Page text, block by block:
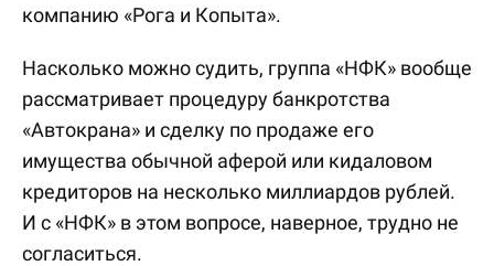
компанию «Рога и Копыта».
Насколько можно судить, группа «НФК» вообще
рассматривает процедуру банкротства
«Автокрана» и сделку по продаже его
имущества обычной аферой или кидаловом
кредиторов на несколько миллиардов рублей.
И с «НФК» в этом вопросе, наверное, трудно не
согласиться.